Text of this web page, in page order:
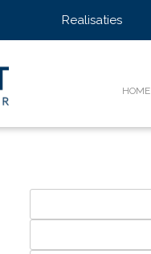
Realisaties
HOME